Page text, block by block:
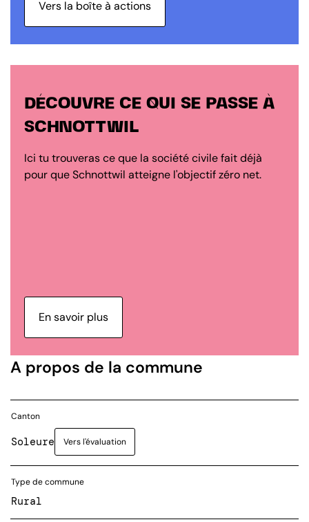
Vers la boîte à actions
DÉCOUVRE CE QUI SE PASSE À
SCHNOTTWIL
Ici tu trouveras ce que la société civile fait déjà
pour que Schnottwil atteigne l'objectif zéro net.
En savoir plus
A propos de la commune
Canton
Soleure Vers l'évaluation
Type de commune
Rural